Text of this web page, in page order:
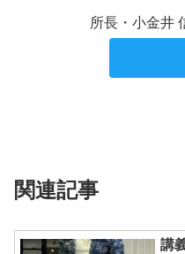
所長・小金井
関連記事
講